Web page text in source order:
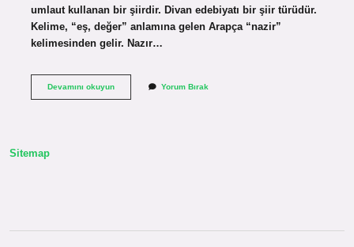
umlaut kullanan bir şiirdir. Divan edebiyatı bir şiir türüdür.
Kelime, “eş, değer” anlamına gelen Arapça “nazir”
kelimesinden gelir. Nazır…
Devamını okuyunEski
Yorum Bırak
Sitemap